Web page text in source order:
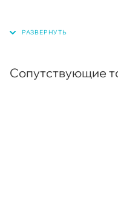
Сопутствующие